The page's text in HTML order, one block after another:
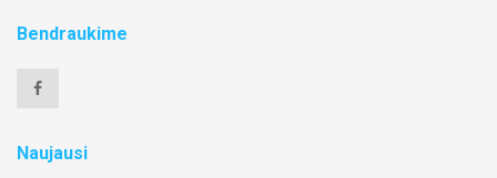
Bendraukime
Naujausi